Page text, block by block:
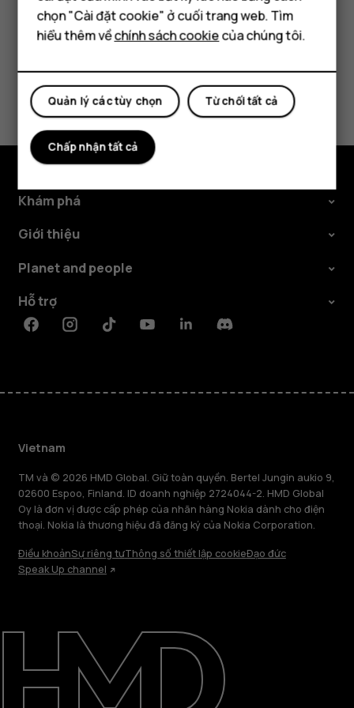
Máy tính bảng
Giới thiệu
Sửa chữa, tái sử dụng, tái chế
Hỗ trợ
Bạn tìm được thông tin hữu ích không?
Có Không
Khám phá
Giới thiệu
Planet and people
Hỗ trợ
FacebookInstagramTiktokYoutubeLinkedinDiscord
Vietnam
TM và © 2026 HMD Global. Giữ toàn quyền. Bertel Jungin aukio 9,
02600 Espoo, Finland. ID doanh nghiệp 2724044-2. HMD Global
Oy là đơn vị được cấp phép của nhãn hàng Nokia dành cho điện
thoại. Nokia là thương hiệu đã đăng ký của Nokia Corporation.
Điều khoảnSự riêng tưThông số thiết lập cookieĐạo đức
Speak Up channel
chọn "Cài đặt cookie" ở cuối trang web. Tìm
hiểu thêm vềchính sách cookiecủa chúng tôi.
Từ chối tất cả
Quản lý các tùy chọn
Chấp nhận tất cả